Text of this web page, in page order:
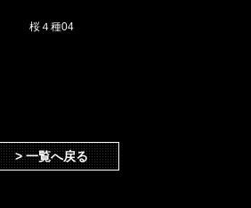
桜４種04
> 一覧へ戻る